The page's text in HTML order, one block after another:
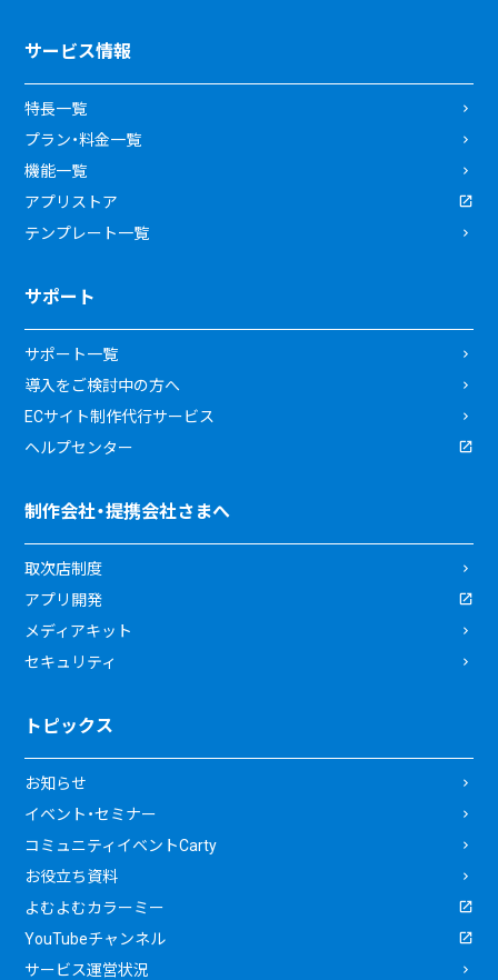
サービス情報
特長一覧
プラン・料金一覧
機能一覧
アプリストア
テンプレート一覧
サポート
サポート一覧
導入をご検討中の方へ
ECサイト制作代行サービス
ヘルプセンター
制作会社・提携会社さまへ
取次店制度
アプリ開発
メディアキット
セキュリティ
トピックス
お知らせ
イベント・セミナー
コミュニティイベントCarty
お役立ち資料
よむよむカラーミー
YouTubeチャンネル
サービス運営状況